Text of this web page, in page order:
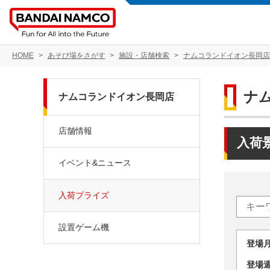
HOME あそび場をさがす 施設・店舗検索 ナムコランドイオン長岡店
ナ
入荷
登
登
ナムコランドイオン長岡店
店舗情報
イベント&ニュース
入荷プライズ
設置ゲーム機